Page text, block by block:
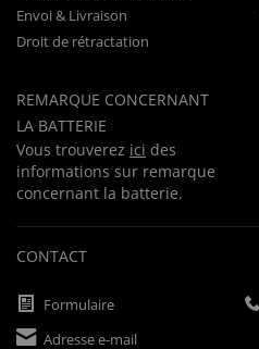
Envoi & Livraison
Droit de rétractation
REMARQUE CONCERNANT
LA BATTERIE
Vous trouverez ici des
informations sur remarque
concernant la batterie.
CONTACT
Formulaire
Adresse e-mail